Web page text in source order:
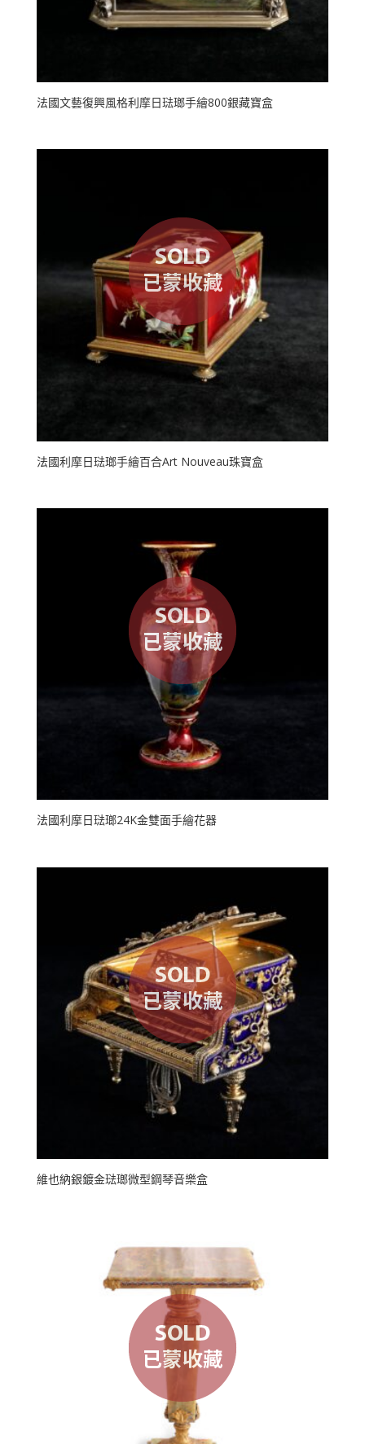
法國文藝復興風格利摩日琺瑯手繪800銀藏寶盒
法國利摩日琺瑯手繪百合Art Nouveau珠寶盒
法國利摩日琺瑯24K金雙面手繪花器
維也納銀鍍金琺瑯微型鋼琴音樂盒